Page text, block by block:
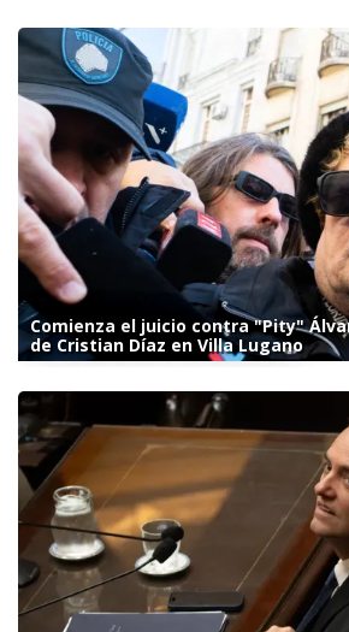
Comienza el juicio contra "Pity"
de Cristian Díaz en Villa Lugano